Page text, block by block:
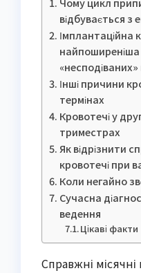
відбувається з
Імплантаційна
«несподіваних»
Інші причини
термінах
Кровотечі у
триместрах
Як відрізнити
кровотечі при
Коли негайно
Сучасна
ведення
Цікаві факти
Справжні місячні